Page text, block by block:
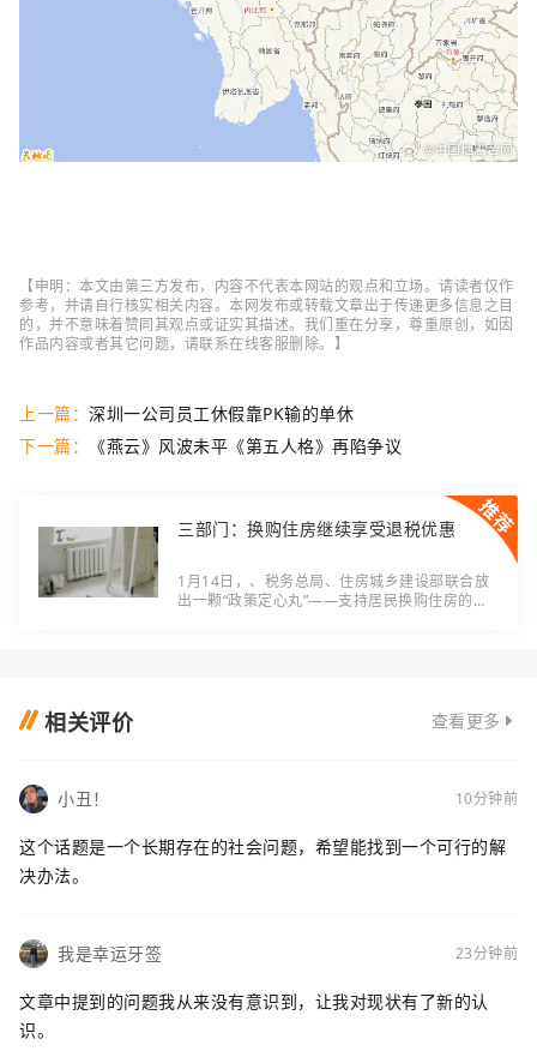
【申明：本文由第三方发布，内容不代表本网站的观点和立场。请读者仅作
参考，并请自行核实相关内容。本网发布或转载文章出于传递更多信息之目
的，并不意味着赞同其观点或证实其描述。我们重在分享，尊重原创，如因
作品内容或者其它问题，请联系在线客服删除。】
上一篇： 深圳一公司员工休假靠PK输的单休
下一篇：
《燕云》风波未平《第五人格》再陷争议
三部门：换购住房继续享受退税优惠
1月14日，、税务总局、住房城乡建设部联合放
出一颗“政策定心丸”——支持居民换购住房的个
相关评价 查看更多
小丑！ 10分钟前
这个话题是一个长期存在的社会问题，希望能找到一个可行的解
决办法。
我是幸运牙签 23分钟前
文章中提到的问题我从来没有意识到，让我对现状有了新的认
识。